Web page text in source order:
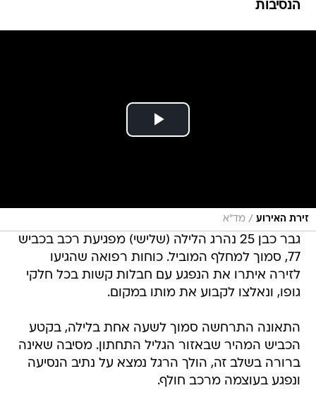
הנסיבות
זירת האירוע / מד"א
גבר כבן 25 נהרג הלילה (שלישי) מפגיעת רכב בכביש
77, סמוך למחלף המוביל. כוחות רפואה שהגיעו
לזירה איתרו את הנפגע עם חבלות קשות בכל חלקי
גופו, ונאלצו לקבוע את מותו במקום.
התאונה התרחשה סמוך לשעה אחת בלילה, בקטע
הכביש המהיר שבאזור הגליל התחתון. מסיבה שאינה
ברורה בשלב זה, הולך הרגל נמצא על נתיב הנסיעה
ונפגע בעוצמה מרכב חולף.